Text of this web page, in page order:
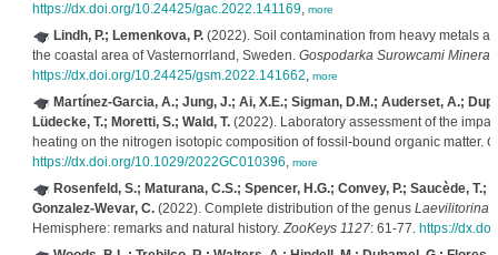
https://dx.doi.org/10.24425/gac.2022.141169, more
Lindh, P.; Lemenkova, P.(2022). Soil contamination from heavy metals
the coastal area of Vasternorrland, Sweden. Gospodarka Surowcami
https://dx.doi.org/10.24425/gsm.2022.141662, more
Martínez-Garcia, A.; Jung, J.; Ai, X.E.; Sigman, D.M.; Auderset, A.;
Lüdecke, T.; Moretti, S.; Wald, T.(2022). Laboratory assessment of the
heating on the nitrogen isotopic composition of fossil-bound organic matter.
https://dx.doi.org/10.1029/2022GC010396, more
Rosenfeld, S.; Maturana, C.S.; Spencer, H.G.; Convey, P.; Saucède,
Gonzalez-Wevar, C.(2022). Complete distribution of the genus Laevilitorina
Hemisphere: remarks and natural history.ZooKeys 1127: 61-77. https://